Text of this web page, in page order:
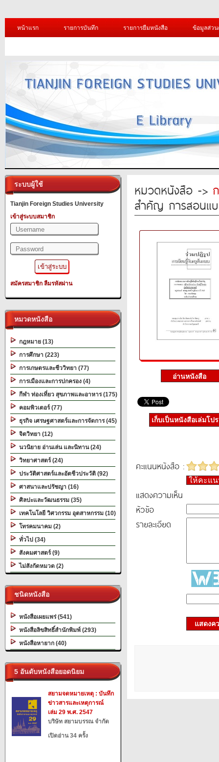
หน้าแรก รายการบันทึก รายการยืมหนังสือ ข้อมูลส่ว
ระบบผู้ใช้
Tianjin Foreign Studies University
เข้าสู่ระบบสมาชิก
สมัครสมาชิก ลืมรหัสผ่าน
หมวดหนังสือ
กฎหมาย (13)
การศึกษา (223)
การเกษตรและชีววิทยา (77)
การเมืองและการปกครอง (4)
กีฬา ท่องเที่ยว สุขภาพและอาหาร (175)
คอมพิวเตอร์ (77)
ธุรกิจ เศรษฐศาสตร์และการจัดการ (45)
จิตวิทยา (12)
นวนิยาย อ่านเล่น และนิทาน (24)
วิทยาศาสตร์ (24)
ประวัติศาสตร์และอัตชีวประวัติ (92)
ศาสนาและปรัชญา (16)
ศิลปะและวัฒนธรรม (35)
เทคโนโลยี วิศวกรรม อุตสาหกรรม (10)
โทรคมนาคม (2)
ทั่วไป (34)
สังคมศาสตร์ (9)
ไม่สังกัดหมวด (2)
ชนิดหนังสือ
หนังสือเผยแพร่ (541)
หนังสือลิขสิทธิ์สำนักพิมพ์ (293)
หนังสือหายาก (40)
5 อันดับหนังสือยอดนิยม
สยามจดหมายเหตุ : บันทึก
ข่าวสารและเหตุการณ์
เล่ม 29 พ.ศ. 2547
บริษัท สยามบรรณ จำกัด
เปิดอ่าน 34 ครั้ง
หมวดหนังสือ ->
สำคัญ การสอนแบ
เก็บเป็นหนังสือเล่มโป
คะแนนหนังสือ :
ให้คะแ
แสดงความเห็น
หัวข้อ
รายละเอียด
แสดงค